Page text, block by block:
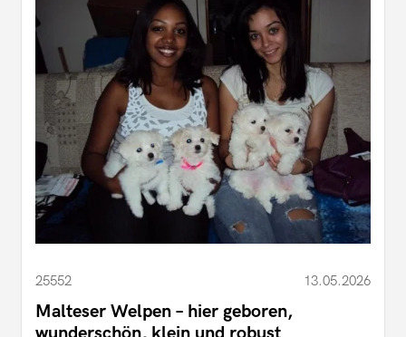
25552 13.05.2026
Malteser Welpen – hier geboren,